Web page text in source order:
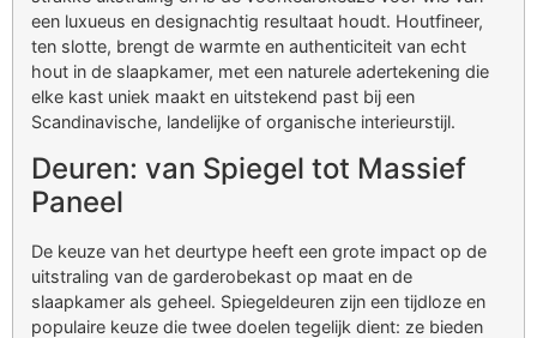
een luxueus en designachtig resultaat houdt. Houtfineer,
ten slotte, brengt de warmte en authenticiteit van echt
hout in de slaapkamer, met een naturele adertekening die
elke kast uniek maakt en uitstekend past bij een
Scandinavische, landelijke of organische interieurstijl.
Deuren: van Spiegel tot Massief
Paneel
De keuze van het deurtype heeft een grote impact op de
uitstraling van de garderobekast op maat en de
slaapkamer als geheel. Spiegeldeuren zijn een tijdloze en
populaire keuze die twee doelen tegelijk dient: ze bieden